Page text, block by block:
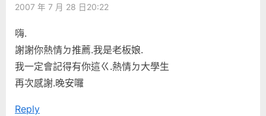
u
P
o
s
:
業
了”
2007 年 7 月 28 日20:22
嗨.
謝謝你熱情ㄉ推薦.我是老板娘.
我一定會記得有你這ㄍ.熱情ㄉ大學生
再次感謝.晚安囉
Reply